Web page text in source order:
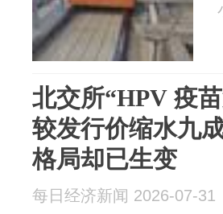
北交所“HPV 疫
较发行价缩水九
格局却已生变
每日经济新闻 2026-07-31